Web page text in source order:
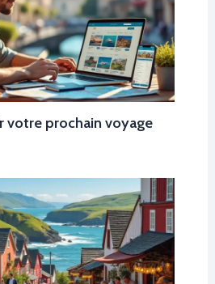
votre prochain voyage